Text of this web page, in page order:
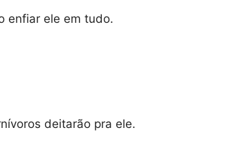
enfiar ele em tudo.
deitarão pra ele.